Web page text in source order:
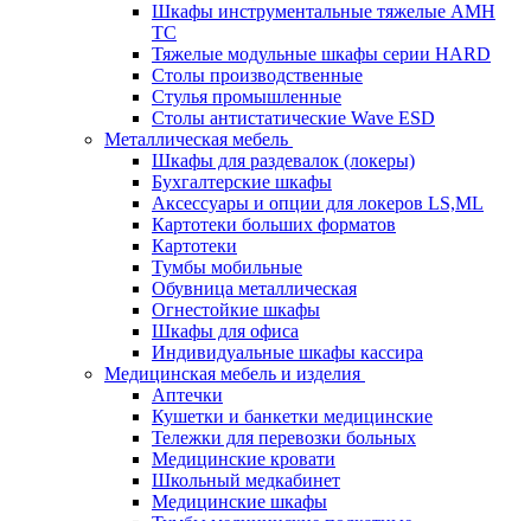
Шкафы инструментальные тяжелые AMH
TC
Тяжелые модульные шкафы серии HARD
Столы производственные
Стулья промышленные
Столы антистатические Wave ESD
Металлическая мебель
Шкафы для раздевалок (локеры)
Бухгалтерские шкафы
Аксессуары и опции для локеров LS,ML
Картотеки больших форматов
Картотеки
Тумбы мобильные
Обувница металлическая
Огнестойкие шкафы
Шкафы для офиса
Индивидуальные шкафы кассира
Медицинская мебель и изделия
Аптечки
Кушетки и банкетки медицинские
Тележки для перевозки больных
Медицинские кровати
Школьный медкабинет
Медицинские шкафы